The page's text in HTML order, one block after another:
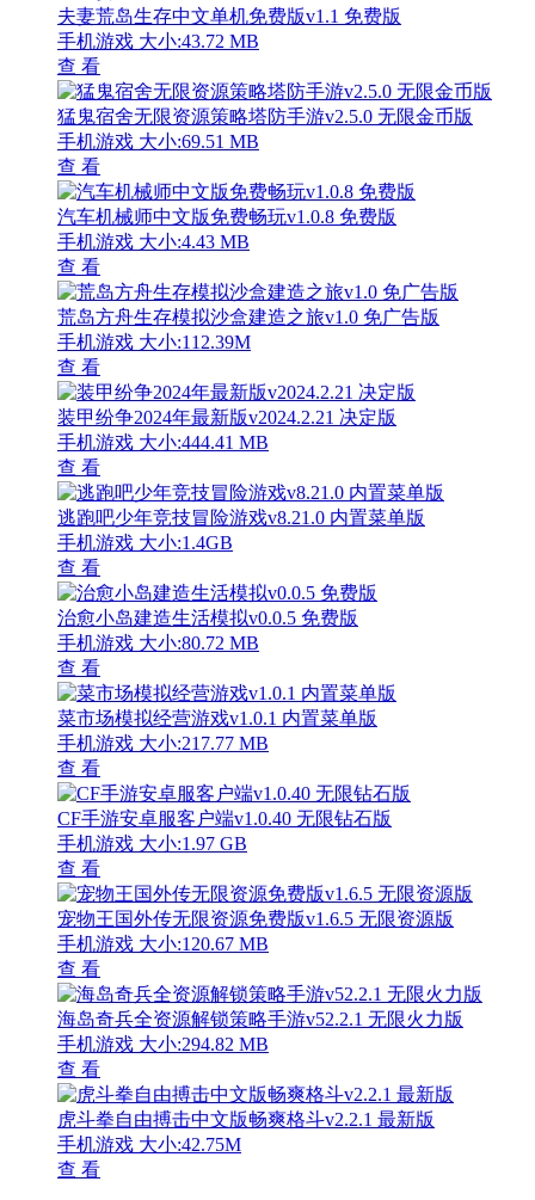
夫妻荒岛生存中文单机免费版v1.1 免费版
手机游戏 大小:43.72 MB
查 看
猛鬼宿舍无限资源策略塔防手游v2.5.0 无限金币版
手机游戏 大小:69.51 MB
查 看
汽车机械师中文版免费畅玩v1.0.8 免费版
手机游戏 大小:4.43 MB
查 看
荒岛方舟生存模拟沙盒建造之旅v1.0 免广告版
手机游戏 大小:112.39M
查 看
装甲纷争2024年最新版v2024.2.21 决定版
手机游戏 大小:444.41 MB
查 看
逃跑吧少年竞技冒险游戏v8.21.0 内置菜单版
手机游戏 大小:1.4GB
查 看
治愈小岛建造生活模拟v0.0.5 免费版
手机游戏 大小:80.72 MB
查 看
菜市场模拟经营游戏v1.0.1 内置菜单版
手机游戏 大小:217.77 MB
查 看
CF手游安卓服客户端v1.0.40 无限钻石版
手机游戏 大小:1.97 GB
查 看
宠物王国外传无限资源免费版v1.6.5 无限资源版
手机游戏 大小:120.67 MB
查 看
海岛奇兵全资源解锁策略手游v52.2.1 无限火力版
手机游戏 大小:294.82 MB
查 看
虎斗拳自由搏击中文版畅爽格斗v2.2.1 最新版
手机游戏 大小:42.75M
查 看